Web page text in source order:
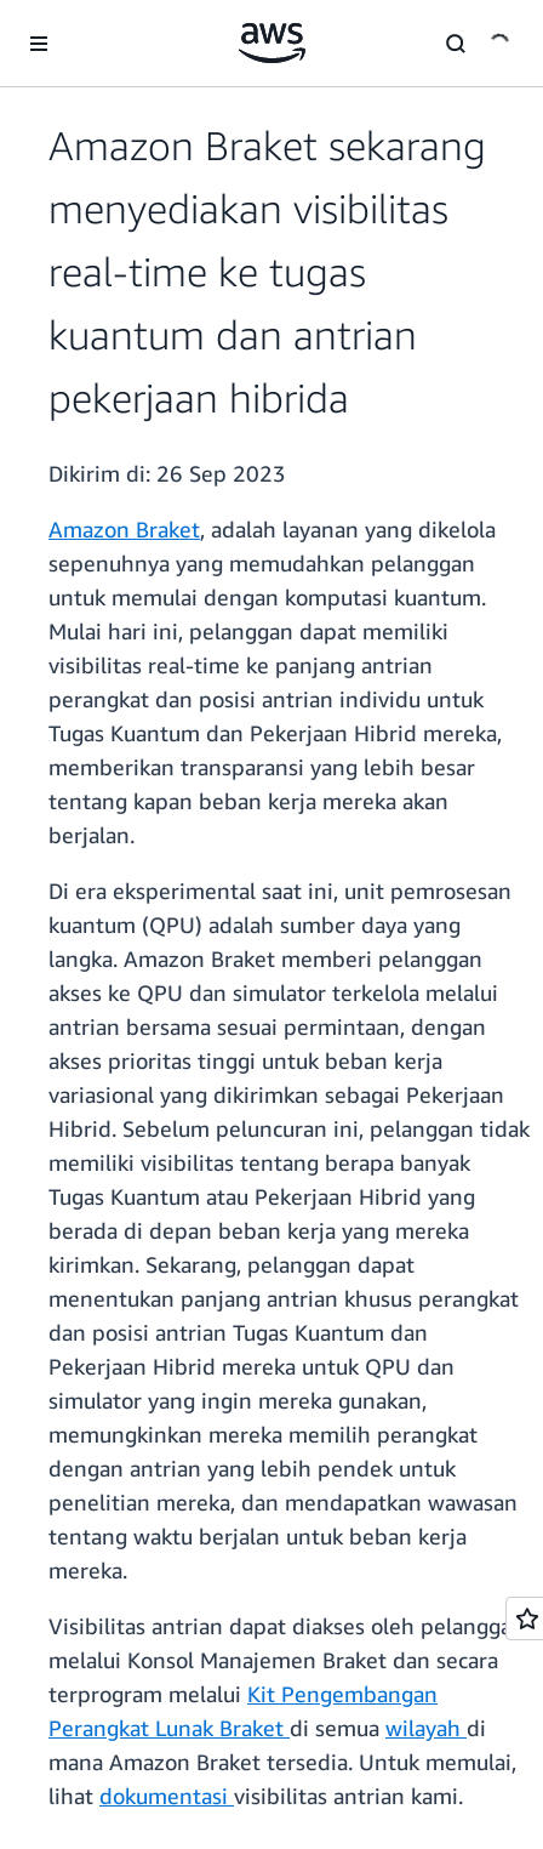
Amazon Braket sekarang
menyediakan visibilitas
real-time ke tugas
kuantum dan antrian
pekerjaan hibrida
Dikirim di: 26 Sep 2023
Amazon Braket, adalah layanan yang dikelola
sepenuhnya yang memudahkan pelanggan
untuk memulai dengan komputasi kuantum.
Mulai hari ini, pelanggan dapat memiliki
visibilitas real-time ke panjang antrian
perangkat dan posisi antrian individu untuk
Tugas Kuantum dan Pekerjaan Hibrid mereka,
memberikan transparansi yang lebih besar
tentang kapan beban kerja mereka akan
berjalan.
Di era eksperimental saat ini, unit pemrosesan
kuantum (QPU) adalah sumber daya yang
langka. Amazon Braket memberi pelanggan
akses ke QPU dan simulator terkelola melalui
antrian bersama sesuai permintaan, dengan
akses prioritas tinggi untuk beban kerja
variasional yang dikirimkan sebagai Pekerjaan
Hibrid. Sebelum peluncuran ini, pelanggan tidak
memiliki visibilitas tentang berapa banyak
Tugas Kuantum atau Pekerjaan Hibrid yang
berada di depan beban kerja yang mereka
kirimkan. Sekarang, pelanggan dapat
menentukan panjang antrian khusus perangkat
dan posisi antrian Tugas Kuantum dan
Pekerjaan Hibrid mereka untuk QPU dan
simulator yang ingin mereka gunakan,
memungkinkan mereka memilih perangkat
dengan antrian yang lebih pendek untuk
penelitian mereka, dan mendapatkan wawasan
tentang waktu berjalan untuk beban kerja
mereka.
Visibilitas antrian dapat diakses oleh pelanggan
melalui Konsol Manajemen Braket dan secara
terprogram melalui Kit Pengembangan
Perangkat Lunak Braket di semua wilayah di
mana Amazon Braket tersedia. Untuk memulai,
lihat dokumentasi visibilitas antrian kami.